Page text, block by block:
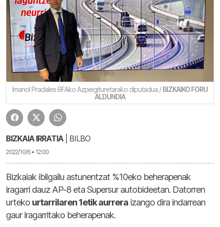
Imanol Pradales BFAko Azpiegituretarako diputadua /BIZKAIKO FORU
ALDUNDIA
BIZKAIA IRRATIA| BILBO
2022/10/6 • 12:00
Bizkaiak ibilgailu astunentzat %10eko beherapenak
iragarri dauz AP-8 eta Supersur autobideetan. Datorren
urteko urtarrilaren 1etik aurrera izango dira indarrean
gaur iragarritako beherapenak.